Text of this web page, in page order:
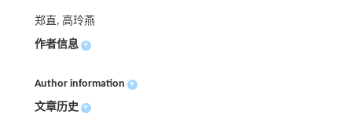
郑直, 高玲燕
作者信息 +
Author information +
文章历史 +